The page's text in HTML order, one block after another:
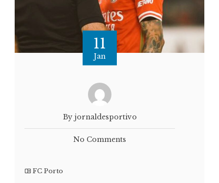
11
Jan
By jornaldesportivo
No Comments
FC Porto